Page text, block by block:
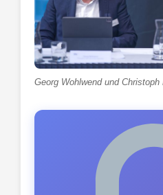
Georg Wohlwend und Christoph